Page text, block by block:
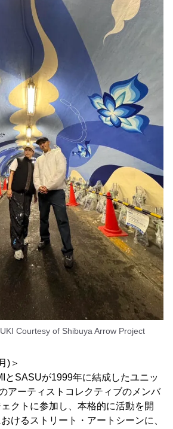
Courtesy of Shibuya Arrow Project
)＞
とSASUが1999年に結成したユニッ
アーティストコレクティブのメンバ
クトに参加し、本格的に活動を開
けるストリート・アートシーンに、